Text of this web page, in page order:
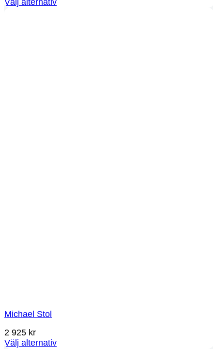
Michael Stol
2 925 kr
Välj alternativ